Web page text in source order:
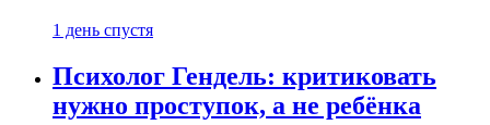
1 день спустя
Психолог Гендель: критиковать
нужно проступок, а не ребёнка